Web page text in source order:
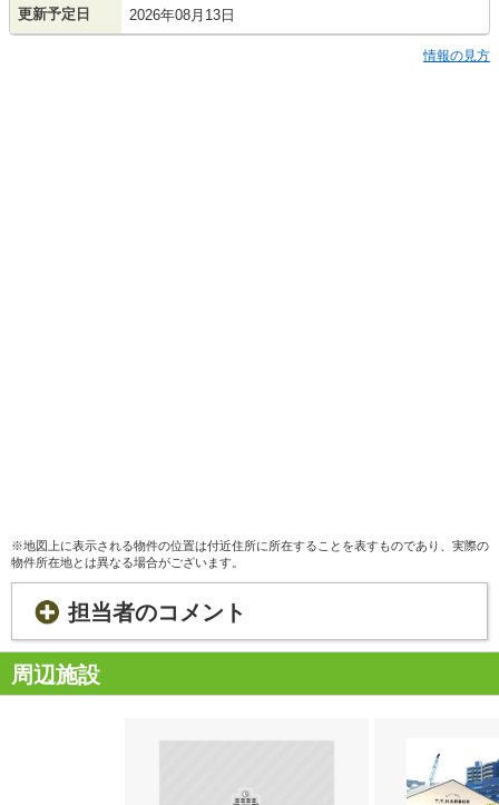
更新予定日 2026年08月13日
情報の見方
※地図上に表示される物件の位置は付近住所に所在することを表すものであり、実際の
物件所在地とは異なる場合がございます。
担当者のコメント
周辺施設